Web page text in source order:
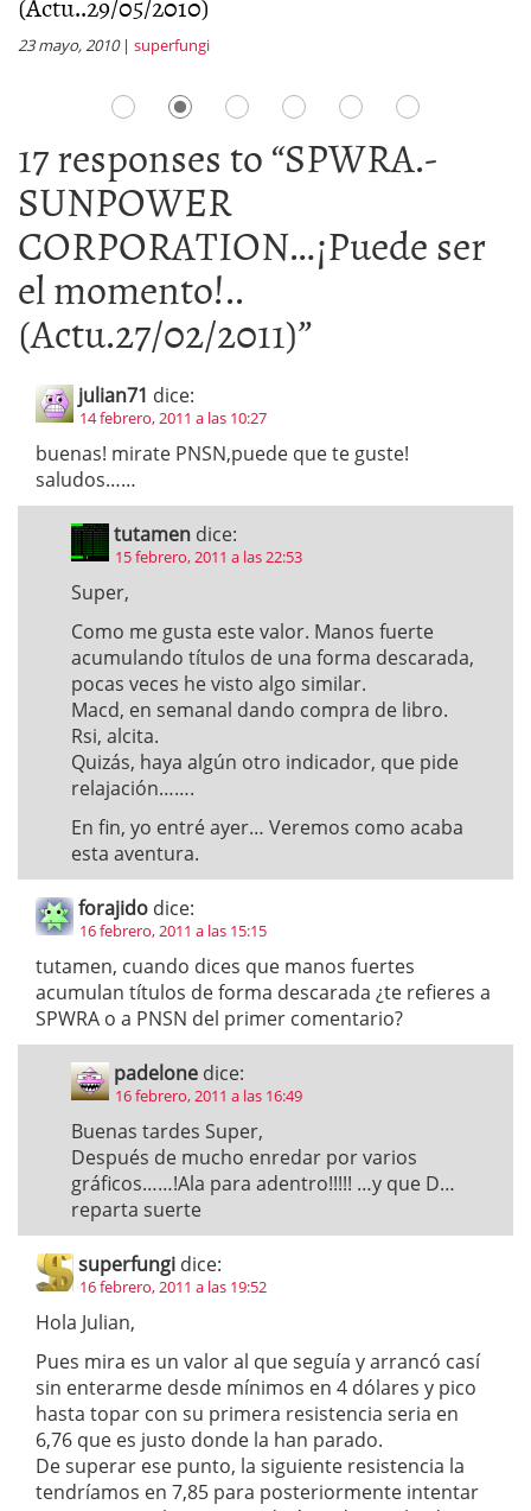
23 mayo, 2010| superfungi
17 responses to “SPWRA.-
SUNPOWER
CORPORATION…¡Puede ser
el momento!..
(Actu.27/02/2011)”
julian71 dice:
14 febrero, 2011 a las 10:27
buenas! mirate PNSN,puede que te guste!
saludos……
tutamen dice:
15 febrero, 2011 a las 22:53
Super,
Como me gusta este valor. Manos fuerte
acumulando títulos de una forma descarada,
pocas veces he visto algo similar.
Macd, en semanal dando compra de libro.
Rsi, alcita.
Quizás, haya algún otro indicador, que pide
relajación…….
En fin, yo entré ayer… Veremos como acaba
esta aventura.
forajido dice:
16 febrero, 2011 a las 15:15
tutamen, cuando dices que manos fuertes
acumulan títulos de forma descarada ¿te refieres a
SPWRA o a PNSN del primer comentario?
padelone dice:
16 febrero, 2011 a las 16:49
Buenas tardes Super,
Después de mucho enredar por varios
gráficos……!Ala para adentro!!!!! …y que D…
reparta suerte
superfungi dice:
16 febrero, 2011 a las 19:52
Hola Julian,
Pues mira es un valor al que seguía y arrancó casí
sin enterarme desde mínimos en 4 dólares y pico
hasta topar con su primera resistencia seria en
6,76 que es justo donde la han parado.
De superar ese punto, la siguiente resistencia la
tendríamos en 7,85 para posteriormente intentar